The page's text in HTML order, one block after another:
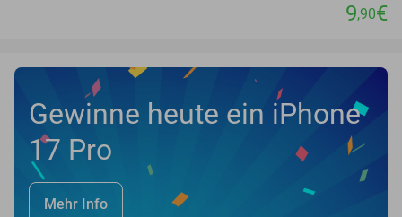
9,90€
Gewinne heute ein iPhone
17 Pro
Mehr Info